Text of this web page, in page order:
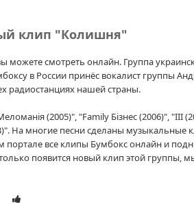
клип "Колишня"
смотреть онлайн. Группа
в России принёс вокалист группы
радиостанциях нашей страны.
(2005)", "Family Бізнес (2006)", "III
На многие песни сделаны музыкальные
все клипы Бумбокс онлайн и
появится новый клип этой группы,